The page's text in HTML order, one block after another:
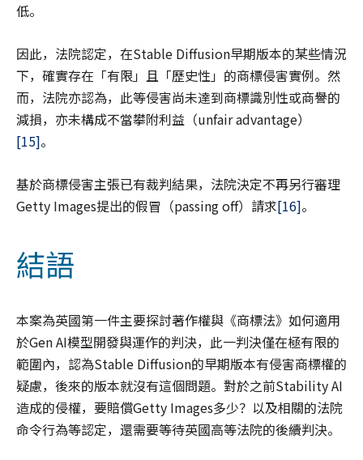
低。
因此，法院認定，在Stable Diffusion早期版本的某些情況
下，確實存在「有限」且「歷史性」的商標侵害實例。然
而，法院亦認為，此等侵害尚未達到商標識別性或商譽的
減損，亦未構成不當攀附利益（unfair advantage）
[15]。
基於商標侵害主張已有裁判結果，法院決定不再另行審理
Getty Images提出的假冒（passing off）請求[16]。
結語
本案為英國第一件主要探討著作權與《商標法》如何適用
於Gen AI模型開發與運作的判決，此一判決僅在極有限的
範圍內，認為Stable Diffusion的早期版本有侵害商標權的
疑慮，後來的版本就沒有這個問題。對於之前Stability AI
造成的侵權，要賠償Getty Images多少？以及相關的法院
命令行為等認定，還需要等待英國高等法院的後續判決。